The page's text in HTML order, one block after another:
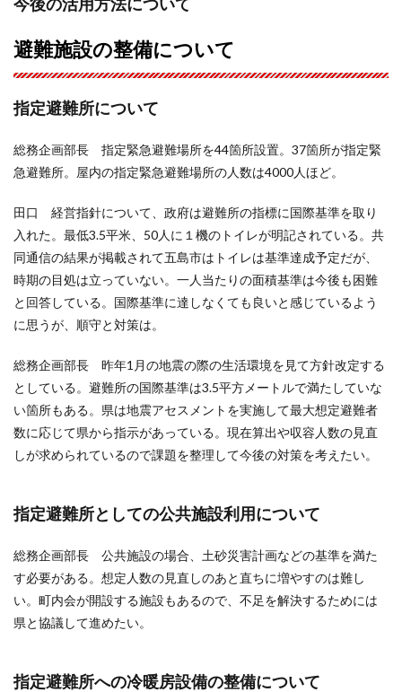
避難施設の整備について
指定避難所について
総務企画部長 指定緊急避難場所を44箇所設置。37箇所が指定緊
急避難所。屋内の指定緊急避難場所の人数は4000人ほど。
田口 経営指針について、政府は避難所の指標に国際基準を取り
入れた。最低3.5平米、50人に１機のトイレが明記されている。共
同通信の結果が掲載されて五島市はトイレは基準達成予定だが、
時期の目処は立っていない。一人当たりの面積基準は今後も困難
と回答している。国際基準に達しなくても良いと感じているよう
に思うが、順守と対策は。
総務企画部長 昨年1月の地震の際の生活環境を見て方針改定する
としている。避難所の国際基準は3.5平方メートルで満たしていな
い箇所もある。県は地震アセスメントを実施して最大想定避難者
数に応じて県から指示があっている。現在算出や収容人数の見直
しが求められているので課題を整理して今後の対策を考えたい。
指定避難所としての公共施設利用について
総務企画部長 公共施設の場合、土砂災害計画などの基準を満た
す必要がある。想定人数の見直しのあと直ちに増やすのは難し
い。町内会が開設する施設もあるので、不足を解決するためには
県と協議して進めたい。
指定避難所への冷暖房設備の整備について